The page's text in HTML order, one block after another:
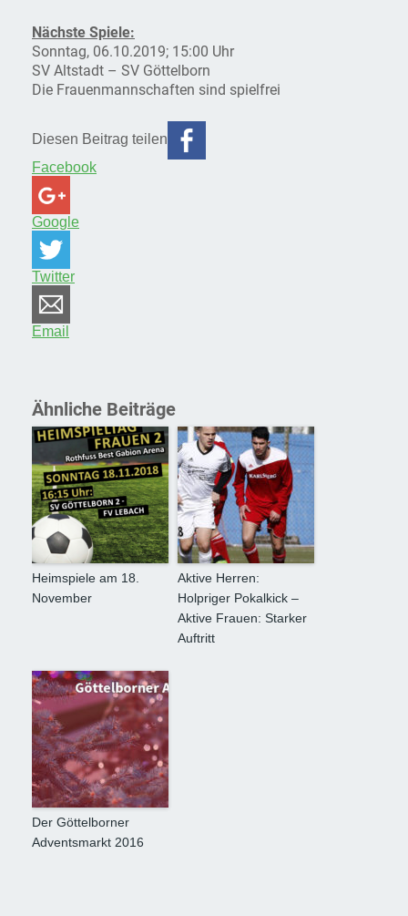
Nächste Spiele:
Sonntag, 06.10.2019; 15:00 Uhr
SV Altstadt – SV Göttelborn
Die Frauenmannschaften sind spielfrei
Diesen Beitrag teilen
Facebook
Google
Twitter
Email
Ähnliche Beiträge
Heimspiele am 18.
November
Aktive Herren:
Holpriger Pokalkick –
Aktive Frauen: Starker
Auftritt
Der Göttelborner
Adventsmarkt 2016